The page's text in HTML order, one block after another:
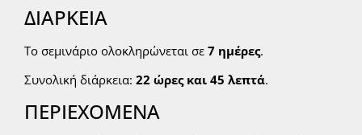
ΔΙΑΡΚΕΙΑ
Το σεμινάριο ολοκληρώνεται σε 7 ημέρες.
Συνολική διάρκεια: 22 ώρες και 45 λεπτά.
ΠΕΡΙΕΧΟΜΕΝΑ